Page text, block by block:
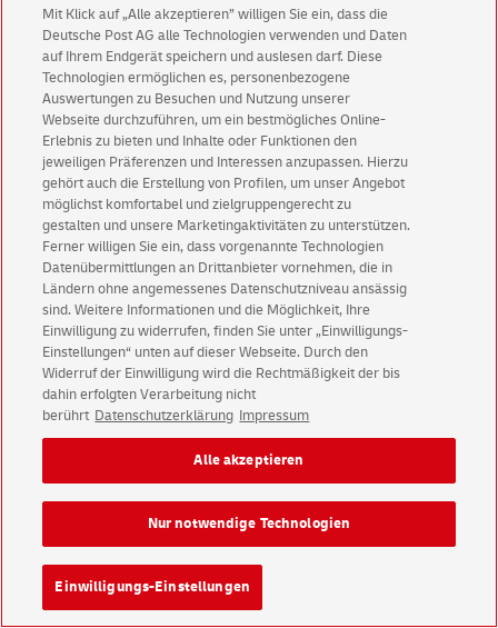
Transparenz über Ihre
Teilleistungssendungen
Der digitale Service „Verfolgen Brief Teilleistungen“.
Mehr erfahren
Kundenservice
Warnung vor gefälschtenE-Mails
Impressum Rechtliche Hinweise
Datenschutz
Einwilligungs-Einstellungen
Konzern Karriere Presse Investoren
Mit Klick auf „Alle akzeptieren” willigen Sie ein, dass die
Deutsche Post AG alle Technologien verwenden und Daten
auf Ihrem Endgerät speichern und auslesen darf. Diese
Technologien ermöglichen es, personenbezogene
Auswertungen zu Besuchen und Nutzung unserer
Webseite durchzuführen, um ein bestmögliches Online-
Erlebnis zu bieten und Inhalte oder Funktionen den
jeweiligen Präferenzen und Interessen anzupassen. Hierzu
gehört auch die Erstellung von Profilen, um unser Angebot
möglichst komfortabel und zielgruppengerecht zu
gestalten und unsere Marketingaktivitäten zu unterstützen.
Ferner willigen Sie ein, dass vorgenannte Technologien
Datenübermittlungen an Drittanbieter vornehmen, die in
Ländern ohne angemessenes Datenschutzniveau ansässig
sind. Weitere Informationen und die Möglichkeit, Ihre
Einwilligung zu widerrufen, finden Sie unter „Einwilligungs-
Einstellungen“ unten auf dieser Webseite. Durch den
Widerruf der Einwilligung wird die Rechtmäßigkeit der bis
dahin erfolgten Verarbeitung nicht
berührt Datenschutzerklärung Impressum
Einwilligungs-Einstellungen
Nur notwendige Technologien
Alle akzeptieren